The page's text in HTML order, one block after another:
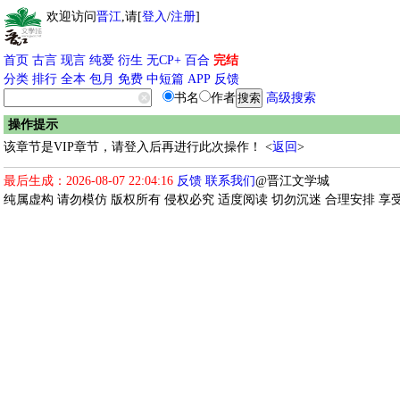
欢迎访问晋江,请[登入/注册]
首页 古言 现言 纯爱 衍生 无CP+ 百合 完结
分类 排行 全本 包月 免费 中短篇 APP 反馈
书名
作者
高级搜索
操作提示
该章节是VIP章节，请登入后再进行此次操作！ <返回>
最后生成：2026-08-07 22:04:16 反馈 联系我们@晋江文学城
纯属虚构 请勿模仿 版权所有 侵权必究 适度阅读 切勿沉迷 合理安排 享